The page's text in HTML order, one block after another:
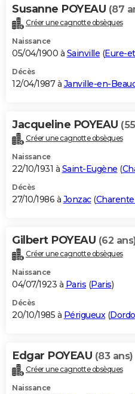
Susanne POYEAU (87
Créer une cagnotte obsèques
Naissance
05/04/1900 à Sainville (Eure-
Décès
12/04/1987 à Janville-en-
Jacqueline POYEAU
Créer une cagnotte obsèques
Naissance
22/10/1931 à Saint-Eugène (
Décès
27/10/1986 à Jonzac(
Gilbert POYEAU (62
Créer une cagnotte obsèques
Naissance
04/07/1923 à Paris (Paris)
Décès
20/10/1985 à Périgueux(
Edgar POYEAU (83 ans)
Créer une cagnotte obsèques
Naissance